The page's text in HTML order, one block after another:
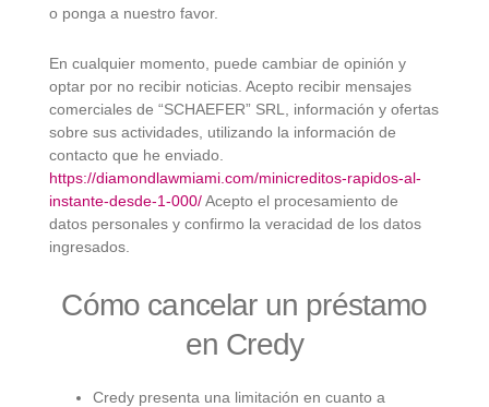
o ponga a nuestro favor.
En cualquier momento, puede cambiar de opinión y
optar por no recibir noticias. Acepto recibir mensajes
comerciales de “SCHAEFER” SRL, información y ofertas
sobre sus actividades, utilizando la información de
contacto que he enviado.
https://diamondlawmiami.com/minicreditos-rapidos-al-
instante-desde-1-000/Acepto el procesamiento de
datos personales y confirmo la veracidad de los datos
ingresados.
Cómo cancelar un préstamo
en Credy
Credy presenta una limitación en cuanto a